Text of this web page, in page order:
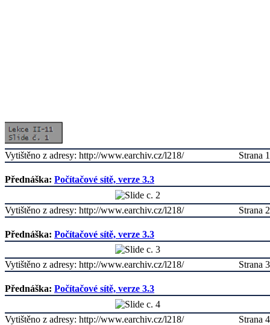
Strana 1
Vytištěno z adresy: http://www.earchiv.cz/l218/
Přednáška: Počítačové sítě, verze 3.3
Strana 2
Vytištěno z adresy: http://www.earchiv.cz/l218/
Přednáška: Počítačové sítě, verze 3.3
Strana 3
Vytištěno z adresy: http://www.earchiv.cz/l218/
Přednáška: Počítačové sítě, verze 3.3
Strana 4
Vytištěno z adresy: http://www.earchiv.cz/l218/